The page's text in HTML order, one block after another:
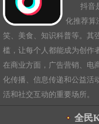
抖音
化推荐算
笑、美食、知识科普等。其
槛，让每个人都能成为创作
在商业方面，广告营销、电
化传播、信息传递和公益活
活和社交互动的重要场所。
全民